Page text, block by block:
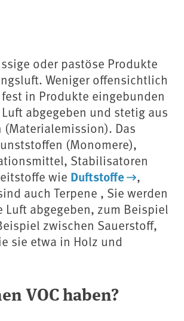
oder pastöse Produkte
Weniger offensichtlich
in Produkte eingebunden
abgegeben und stetig aus
Das
(Monomere),
Stabilisatoren
wie Duftstoffe ,
auch Terpene , Sie werden
abgegeben, zum Beispiel
zwischen Sauerstoff,
sie etwa in Holz und
VOC haben?